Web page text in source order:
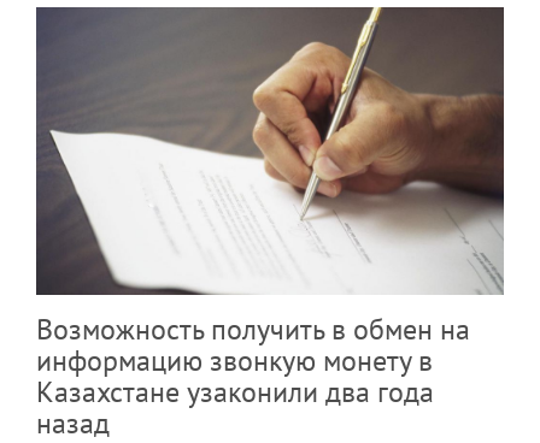
Возможность получить в обмен на
информацию звонкую монету в
Казахстане узаконили два года
назад